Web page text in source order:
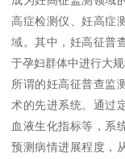
高症检测仪、妊高症
域。其中，妊高征普
于孕妇群体中进行大
所谓的妊高征普查监
术的先进系统。通过
血液生化指标等，系
预测病情进展程度，